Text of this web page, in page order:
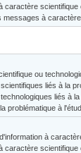
caractère scientifique
messages à
ou
liés à la
liés à
problématique à
à
caractère scientifique